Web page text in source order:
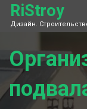
Skip
content
RiStroy
Дизайн.